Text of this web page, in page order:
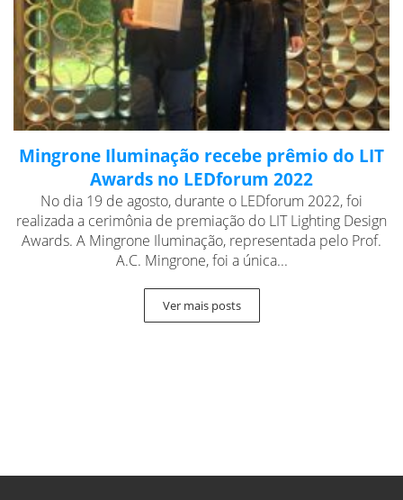
Mingrone Iluminação recebe prêmio do LIT
Awards no LEDforum 2022
No dia 19 de agosto, durante o LEDforum 2022, foi
realizada a cerimônia de premiação do LIT Lighting Design
Awards. A Mingrone Iluminação, representada pelo Prof.
A.C. Mingrone, foi a única...
Ver mais posts